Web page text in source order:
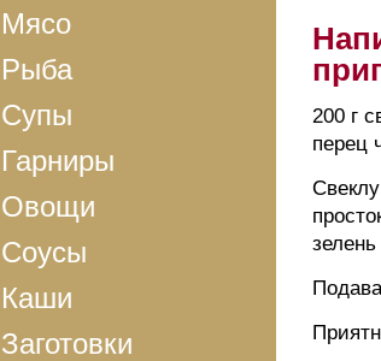
Мясо
Рыба
Супы
Гарниры
Овощи
Соусы
Каши
Заготовки
200 г
перец